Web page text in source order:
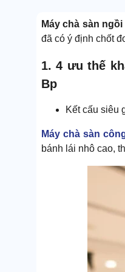
Máy chà sàn
đã có ý định chốt
1. 4 ưu thế
Bp
Kết cấu siêu
Máy chà sàn
bánh lái nhô cao,